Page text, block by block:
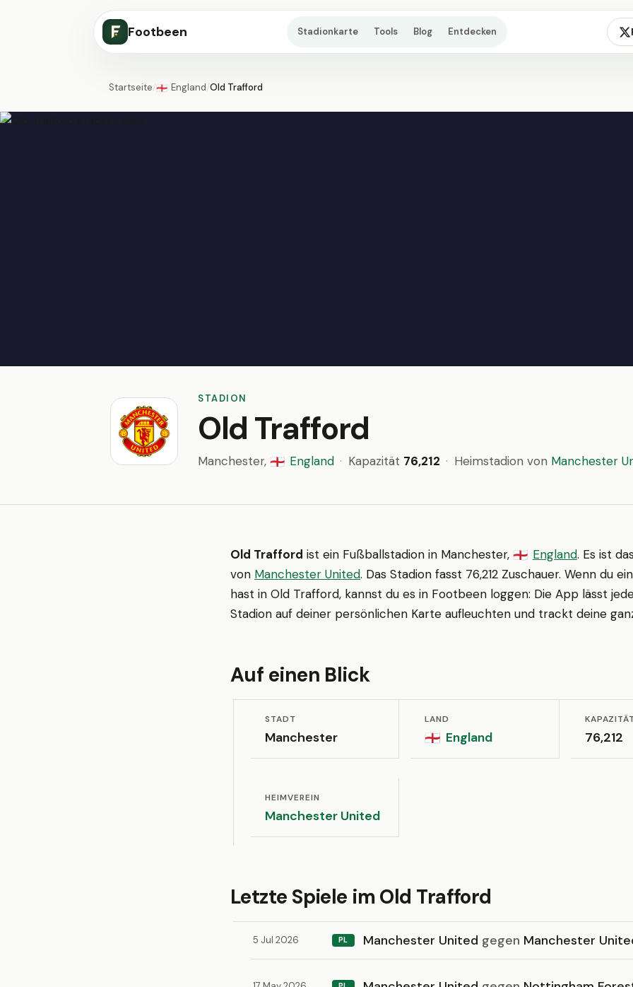
Footbeen Stadionkarte Tools Blog Entdecken
Startseite/🏴󠁧󠁢󠁥󠁮󠁧󠁿 England/Old Trafford
STADION
Old Trafford
Manchester, 🏴󠁧󠁢󠁥󠁮󠁧󠁿 England · Kapazität 76,212 · Heimstadion von Manchester
Old Trafford ist ein Fußballstadion in Manchester, 🏴󠁧󠁢󠁥󠁮󠁧󠁿 England. Es ist
von Manchester United. Das Stadion fasst 76,212 Zuschauer. Wenn du
hast in Old Trafford, kannst du es in Footbeen loggen: Die App lässt
Stadion auf deiner persönlichen Karte aufleuchten und trackt deine
Auf einen Blick
STADT
Manchester
LAND
🏴󠁧󠁢󠁥󠁮󠁧󠁿 England
KAPAZITÄT
76,212
HEIMVEREIN
Manchester United
Letzte Spiele im Old Trafford
5 Jul 2026 PL Manchester United gegen Manchester